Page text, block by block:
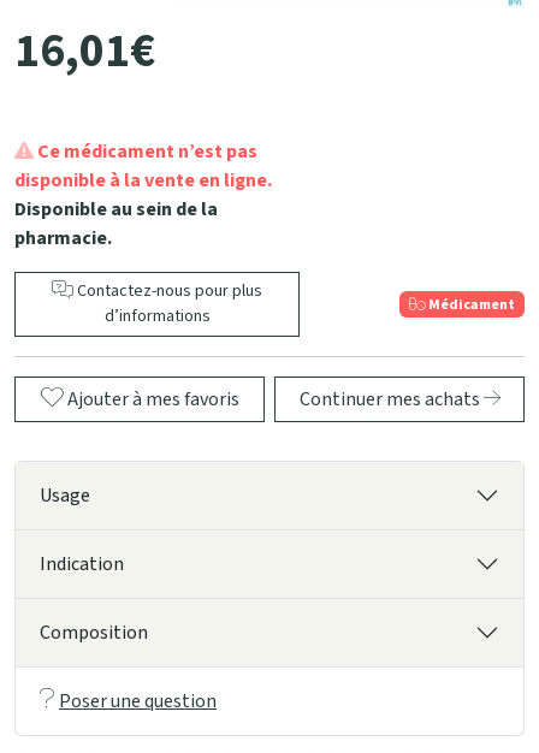
16,01€
Ce médicament n’est pas
disponible à la vente en ligne.
Disponible au sein de la
pharmacie.
Contactez-nous pour plus
d’informations
Médicament
Ajouter à mes favoris Continuer mes achats
Usage
Indication
Composition
Poser une question